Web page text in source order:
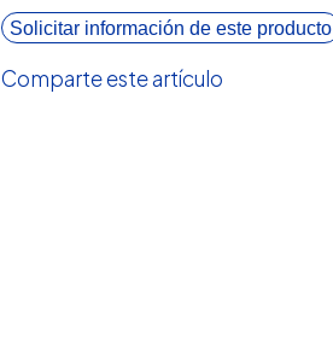
Solicitar información de este producto
Comparte este artículo